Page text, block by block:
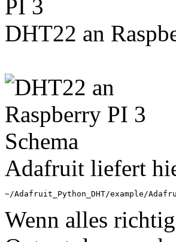
DHT22 an
Adafruit liefert
~/Adafruit_Python_DHT/example/
Wenn alles